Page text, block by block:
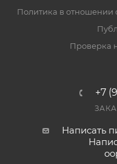
Политика в отношении
Проверка
+7
Написать